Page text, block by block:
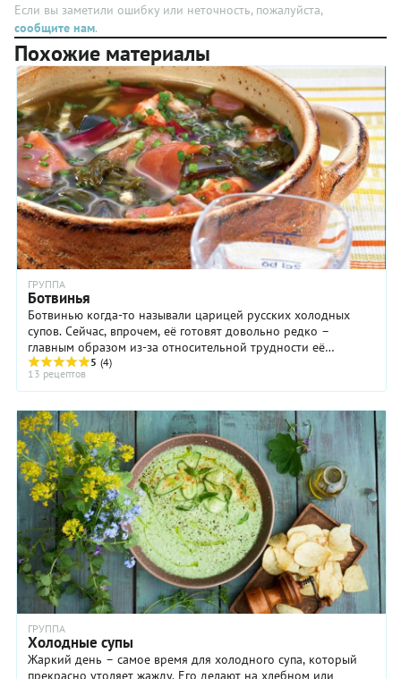
БТ-16»!
Впрочем,
если у
вас нет
под
рукой
или в
огороде
спелых и
ароматных
зеленых
«зебр»,
«криптонитов»
и
«истребителей»,
можете
овощной
физалис,
или
томатильо.
Тоже нет?
Замените
зеленые
в рецепте
на
красные
– и все
получится.
Важно
понять,
что у
гаспачо
бесчисленное
количество
вариаций.
Одни
ингредиенты
можно
заменять
Если вы заметили ошибку или неточность, пожалуйста,
сообщите нам.
Похожие материалы
ГРУППА
Ботвинья
Ботвинью когда-то называли царицей русских холодных
супов. Сейчас, впрочем, её готовят довольно редко –
главным образом из-за относительной трудности её
приготовления (по сравнению с другими летними ...
5 (4)
13 рецептов
ГРУППА
Холодные супы
Жаркий день – самое время для холодного супа, который
прекрасно утоляет жажду. Его делают на хлебном или